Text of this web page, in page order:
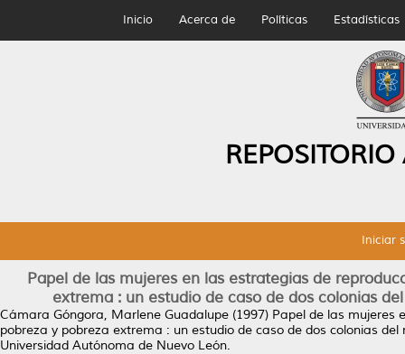
Inicio Acerca de Políticas Estadísticas
Iniciar
Papel de las mujeres en las estrategias de
extrema : un estudio de caso de dos colonias
Cámara Góngora, Marlene Guadalupe (1997) Papel de las mujeres
pobreza y pobreza extrema : un estudio de caso de dos colonias
Universidad Autónoma de Nuevo León.